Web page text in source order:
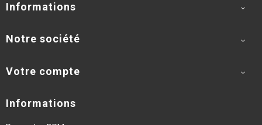
Informations 
Notre société 
Votre compte 
Informations